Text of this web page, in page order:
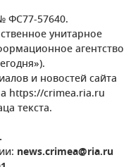
ФС77-57640.
унитарное
агентство
и новостей сайта
https://crimea.ria.ru
текста.
news.crimea@ria.ru